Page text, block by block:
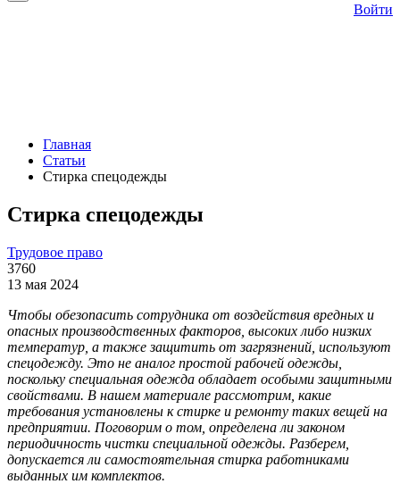
Войти
Главная
Статьи
Стирка спецодежды
Стирка спецодежды
Трудовое право
3760
13 мая 2024
Чтобы обезопасить сотрудника от воздействия вредных и
опасных производственных факторов, высоких либо низких
температур, а также защитить от загрязнений, используют
спецодежду. Это не аналог простой рабочей одежды,
поскольку специальная одежда обладает особыми защитными
свойствами. В нашем материале рассмотрим, какие
требования установлены к стирке и ремонту таких вещей на
предприятии. Поговорим о том, определена ли законом
периодичность чистки специальной одежды. Разберем,
допускается ли самостоятельная стирка работниками
выданных им комплектов.